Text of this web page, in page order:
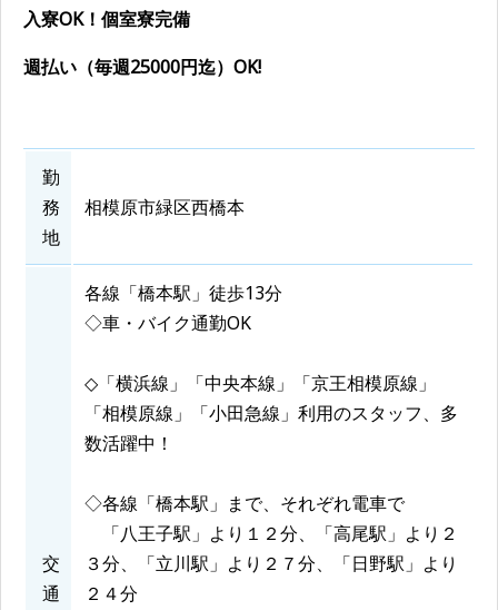
入寮OK！個室寮完備
週払い（毎週25000円迄）OK!
勤
務
地
相模原市緑区西橋本
交
通
各線「橋本駅」徒歩13分
◇車・バイク通勤OK
◇「横浜線」「中央本線」「京王相模原線」
「相模原線」「小田急線」利用のスタッフ、多
数活躍中！
◇各線「橋本駅」まで、それぞれ電車で
「八王子駅」より１２分、「高尾駅」より２
３分、「立川駅」より２７分、「日野駅」より
２４分